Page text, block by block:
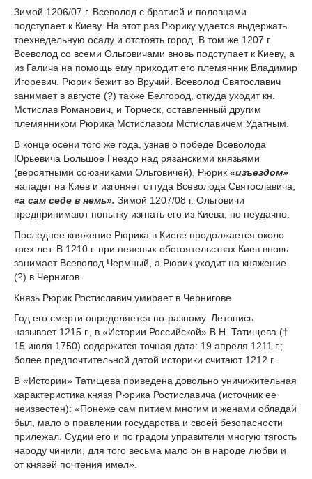
Зимой 1206/07 г. Всеволод с братией и половцами
подступает к Киеву. На этот раз Рюрику удается выдержать
трехнедельную осаду и отстоять город. В том же 1207 г.
Всеволод со всеми Ольговичами вновь подступает к Киеву, а
из Галича на помощь ему приходит его племянник Владимир
Игоревич. Рюрик бежит во Вручий. Всеволод Святославич
занимает в августе (?) также Белгород, откуда уходит кн.
Мстислав Романович, и Торческ, оставленный другим
племянником Рюрика Мстиславом Мстиславичем Удатным.
В конце осени того же года, узнав о победе Всеволода
Юрьевича Большое Гнездо над рязанскими князьями
(вероятными союзниками Ольговичей), Рюрик «изъездом»
нападет на Киев и изгоняет оттуда Всеволода Святославича,
«а сам седе в немь». Зимой 1207/08 г. Ольговичи
предпринимают попытку изгнать его из Киева, но неудачно.
Последнее княжение Рюрика в Киеве продолжается около
трех лет. В 1210 г. при неясных обстоятельствах Киев вновь
занимает Всеволод Чермный, а Рюрик уходит на княжение
(?) в Чернигов.
Князь Рюрик Ростиславич умирает в Чернигове.
Год его смерти определяется по-разному. Летопись
называет 1215 г., в «Истории Российской» В.Н. Татищева (†
15 июля 1750) содержится точная дата: 19 апреля 1211 г.;
более предпочтительной датой историки считают 1212 г.
В «Истории» Татищева приведена довольно уничижительная
характеристика князя Рюрика Ростиславича (источник ее
неизвестен): «Понеже сам питием многим и женами обладай
был, мало о правлении государства и своей безопасности
прилежал. Судии его и по градом управители многую тягость
народу чинили, для того весьма мало он в народе любви и
от князей почтения имел».